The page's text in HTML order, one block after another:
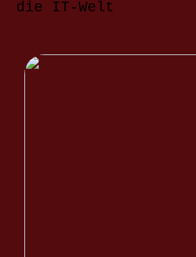
die IT-Welt